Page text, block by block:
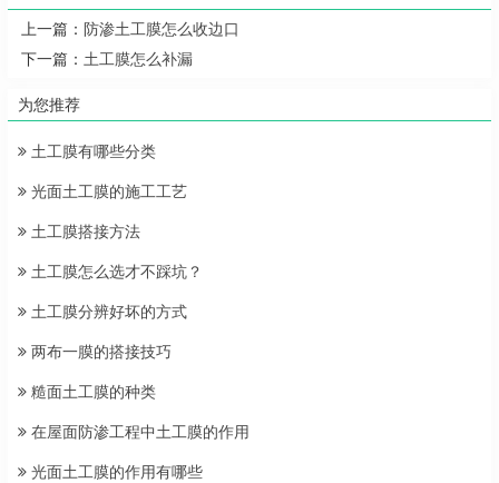
上一篇： 防渗土工膜怎么收边口
下一篇： 土工膜怎么补漏
为您推荐
土工膜有哪些分类
光面土工膜的施工工艺
土工膜搭接方法
土工膜怎么选才不踩坑？
土工膜分辨好坏的方式
两布一膜的搭接技巧
糙面土工膜的种类
在屋面防渗工程中土工膜的作用
光面土工膜的作用有哪些